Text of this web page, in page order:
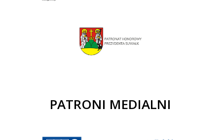
PATRONI MEDIALNI